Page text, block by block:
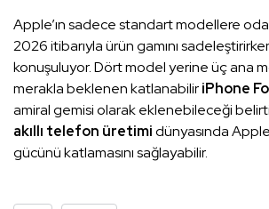
Apple’ın sadece standart modellere
2026 itibarıyla ürün gamını
konuşuluyor. Dört model yerine üç ana
merakla beklenen katlanabiliriPhone
amiral gemisi olarak eklenebileceği
akıllı telefon üretimidünyasında
gücünü katlamasını sağlayabilir.